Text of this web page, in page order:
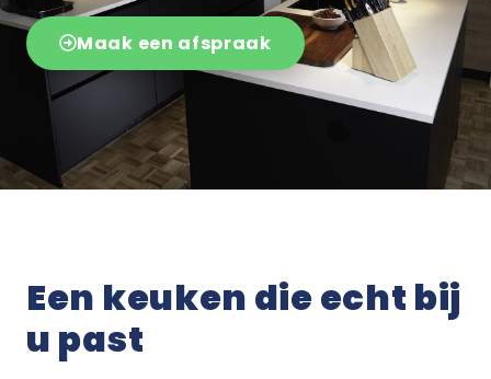
Maak een afspraak
Een keuken die echt bij
u past